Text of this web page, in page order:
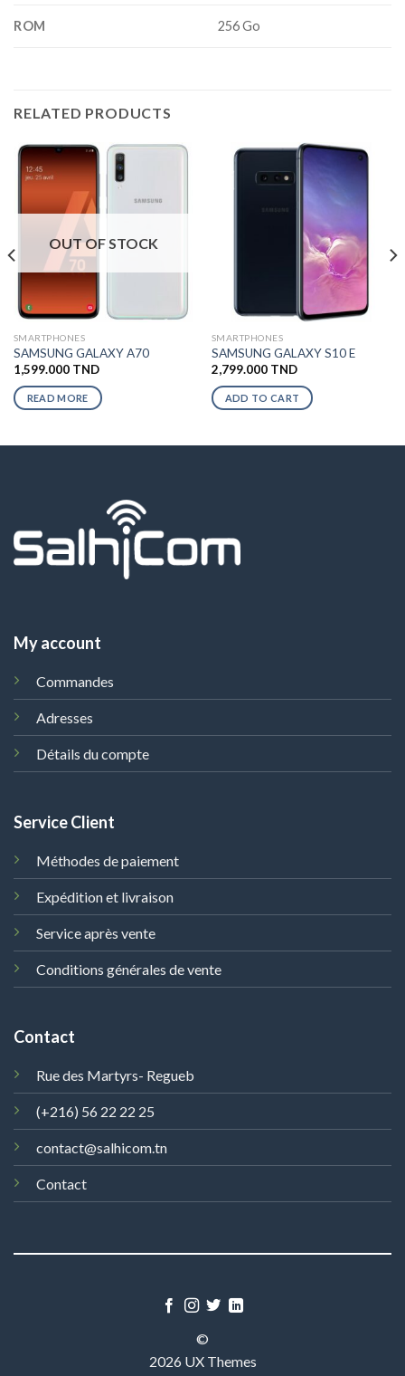
ROM 256 Go
RELATED PRODUCTS
OUT OF STOCK
SMARTPHONES
SAMSUNG GALAXY A70
1,599.000 TND
READ MORE
SMARTPHONES
SAMSUNG GALAXY S10 E
2,799.000 TND
ADD TO CART
My account
Commandes
Adresses
Détails du compte
Service Client
Méthodes de paiement
Expédition et livraison
Service après vente
Conditions générales de vente
Contact
Rue des Martyrs- Regueb
(+216) 56 22 22 25
contact@salhicom.tn
Contact
©
2026 UX Themes